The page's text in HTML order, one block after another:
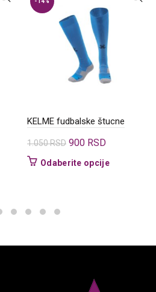
KELME fudbalske štucne
1.050RSD Originalna
cena
900 RSDTrenutna
Odaberite opcijeOvaj